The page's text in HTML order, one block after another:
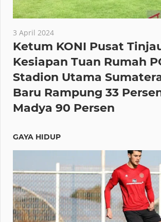
3 April 2024
Ketum KONI Pusat
Kesiapan Tuan Rumah
Stadion Utama
Baru Rampung 33
Madya 90 Persen
GAYA HIDUP